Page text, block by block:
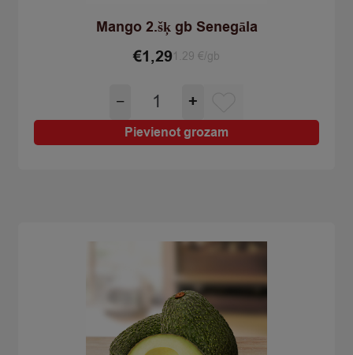
Mango 2.šķ gb Senegāla
€1,29 1.29 €/gb
−
Mango
2.šķ
gb
Senegāla
+
Pievienot grozam